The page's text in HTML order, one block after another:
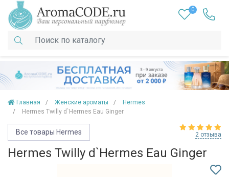
0
Главная Женские ароматы
Hermes
Hermes Twilly d`Hermes Eau Ginger
Все товары Hermes 2 отзыва
Hermes Twilly d`Hermes Eau Ginger